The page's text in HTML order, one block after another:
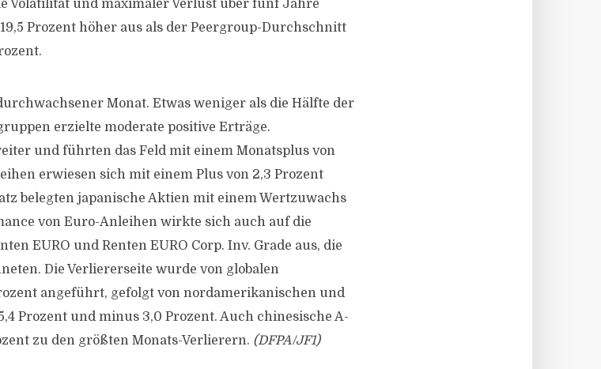
Volatilität und maximaler Verlust über fünf Jahre
Prozent höher aus als der Peergroup-Durchschnitt
Monat. Etwas weniger als die Hälfte der
erzielte moderate positive Erträge.
und führten das Feld mit einem Monatsplus von
erwiesen sich mit einem Plus von 2,3 Prozent
belegten japanische Aktien mit einem Wertzuwachs
von Euro-Anleihen wirkte sich auch auf die
EURO und Renten EURO Corp. Inv. Grade aus, die
Die Verliererseite wurde von globalen
angeführt, gefolgt von nordamerikanischen und
Prozent und minus 3,0 Prozent. Auch chinesische A-
zu den größten Monats-Verlierern. (DFPA/JF1)